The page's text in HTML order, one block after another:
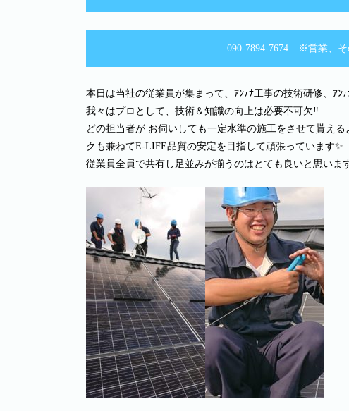
090-7894-7674 ※営業、
本日は当社の従業員が集まって、ｱﾝﾃﾅ工事の技術研修、ｱﾝ
我々はプロとして、技術＆知識の向上は必要不可欠‼️
どの担当者が お伺いしても一定水準の施工をさせて貰え
クも兼ねてE-LIFE品質の安定を目指して頑張っています✨
従業員全員で共有し足並みが揃うのはとても良いと思いま